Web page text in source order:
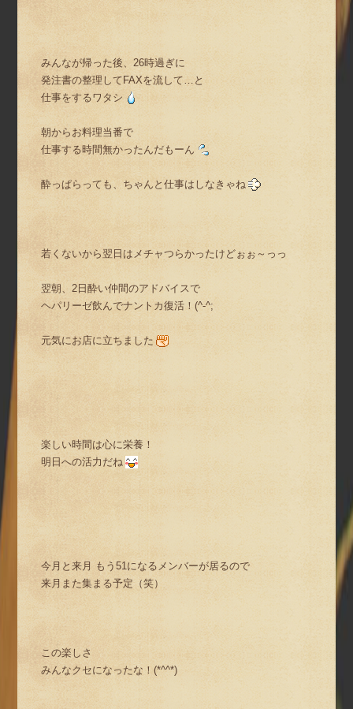
みんなが帰った後、26時過ぎに
発注書の整理してFAXを流して…と
仕事をするワタシ
朝からお料理当番で
仕事する時間無かったんだもーん
酔っぱらっても、ちゃんと仕事はしなきゃね
若くないから翌日はメチャつらかったけどぉぉ～っっ
翌朝、2日酔い仲間のアドバイスで
ヘパリーゼ飲んでナントカ復活！(^-^;
元気にお店に立ちました
楽しい時間は心に栄養！
明日への活力だね
今月と来月 もう51になるメンバーが居るので
来月また集まる予定（笑）
この楽しさ
みんなクセになったな！(*^^*)